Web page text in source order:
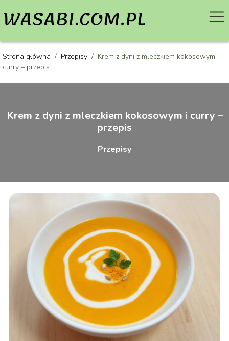
Strona główna / Przepisy / Krem z dyni z mleczkiem kokosowym i
curry – przepis
Krem z dyni z mleczkiem kokosowym i curry –
przepis
Przepisy